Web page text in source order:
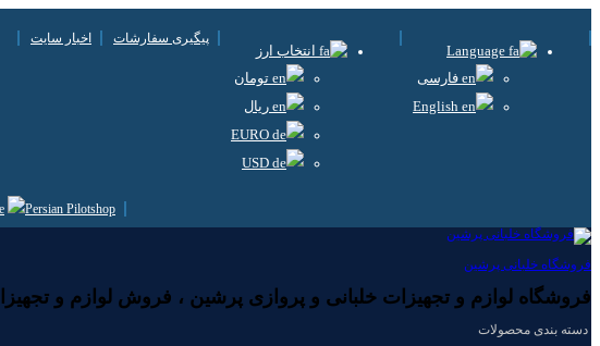
فارسی
انتخاب ارز
تومان
ریال
پیگیری سفارشات اخبار سایت
فروشگاه خلبانی پرشین
فروشگاه لوازم و تجهیزات خلبانی و پروازی پرشین ، فروش لوازم و
دسته بندی محصولات